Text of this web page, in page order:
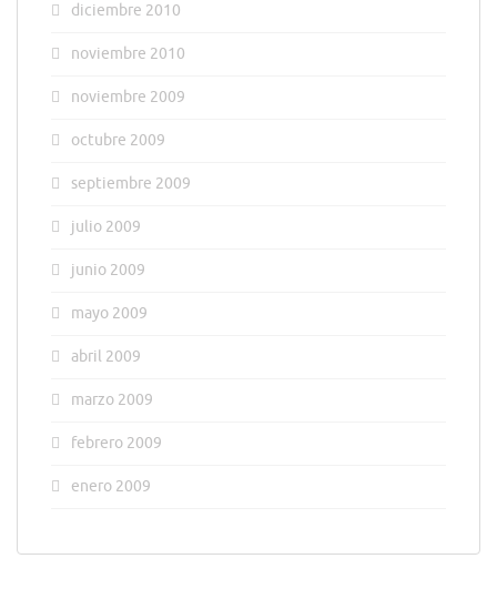
diciembre 2010
noviembre 2010
noviembre 2009
octubre 2009
septiembre 2009
julio 2009
junio 2009
mayo 2009
abril 2009
marzo 2009
febrero 2009
enero 2009